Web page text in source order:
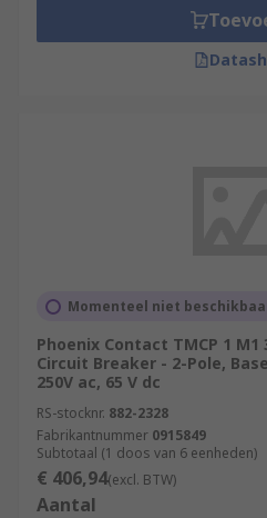
Momenteel niet
Phoenix Contact TMCP 1 M1
Circuit Breaker - 2-Pole,
250V ac, 65 V dc
RS-stocknr. 882-2328
Fabrikantnummer 0915849
Subtotaal (1 doos van 6 eenheden)
€ 406,94(excl. BTW)
Aantal